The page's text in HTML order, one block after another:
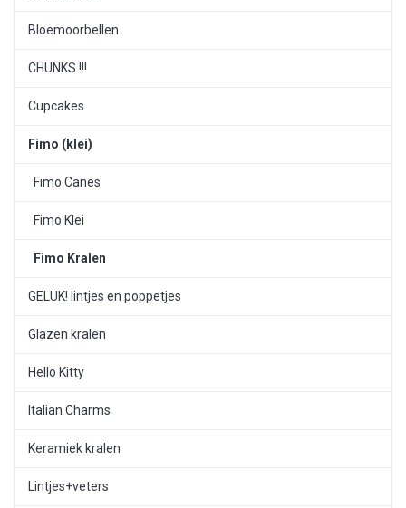
Bloemoorbellen
CHUNKS !!!
Cupcakes
Fimo (klei)
Fimo Canes
Fimo Klei
Fimo Kralen
GELUK! lintjes en poppetjes
Glazen kralen
Hello Kitty
Italian Charms
Keramiek kralen
Lintjes+veters